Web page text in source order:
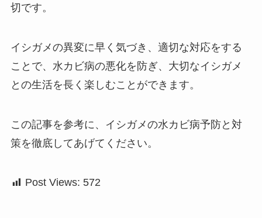
切です。
イシガメの異変に早く気づき、適切な対応をする
ことで、水カビ病の悪化を防ぎ、大切なイシガメ
との生活を長く楽しむことができます。
この記事を参考に、イシガメの水カビ病予防と対
策を徹底してあげてください。
Post Views: 572